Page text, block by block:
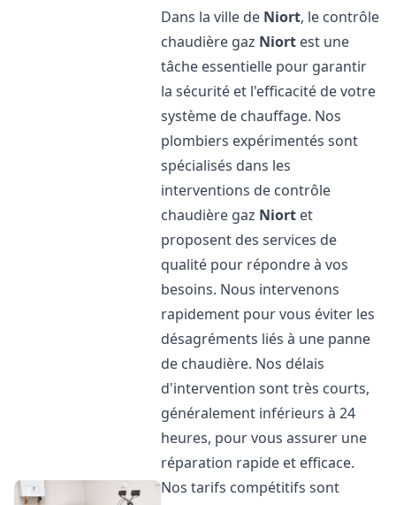
Dans la ville de Niort, le contrôle
chaudière gaz Niort est une
tâche essentielle pour garantir
la sécurité et l'efficacité de votre
système de chauffage. Nos
plombiers expérimentés sont
spécialisés dans les
interventions de contrôle
chaudière gaz Niort et
proposent des services de
qualité pour répondre à vos
besoins. Nous intervenons
rapidement pour vous éviter les
désagréments liés à une panne
de chaudière. Nos délais
d'intervention sont très courts,
généralement inférieurs à 24
heures, pour vous assurer une
réparation rapide et efficace.
Nos tarifs compétitifs sont